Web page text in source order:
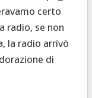
certo
radio, se non
la radio arrivò
di